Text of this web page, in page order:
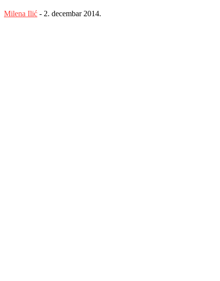
Milena Ilić - 2. decembar 2014.